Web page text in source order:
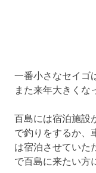
一番小さなセイゴ
また来年大きくな
百島には宿泊施設
で釣りをするか、
は宿泊させていた
で百島に来たい方